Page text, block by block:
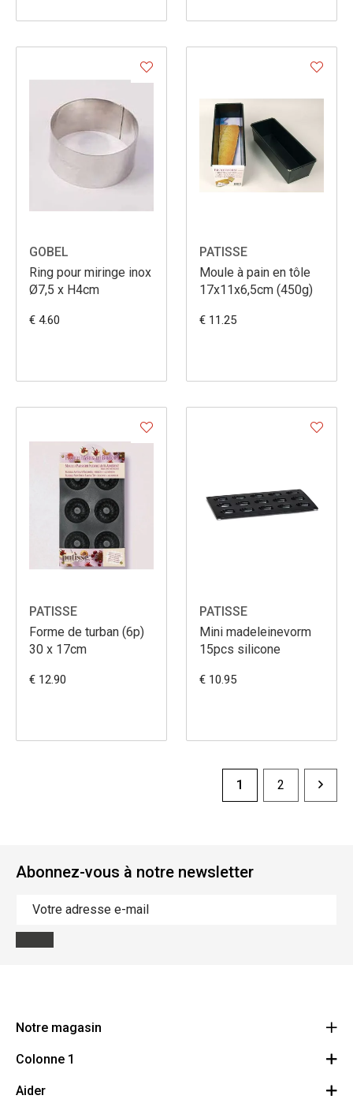
GOBEL
Ring pour miringe inox
Ø7,5 x H4cm
€ 4.60
PATISSE
Moule à pain en tôle
17x11x6,5cm (450g)
€ 11.25
PATISSE
Forme de turban (6p)
30 x 17cm
€ 12.90
PATISSE
Mini madeleinevorm
15pcs silicone
€ 10.95
1 2
Abonnez-vous à notre newsletter
Notre magasin
bouchonsleclercq
Avenue de L'Espérance 6220 Fleurus - Lambusart
Colonne 1
Droit de révocation
Aider